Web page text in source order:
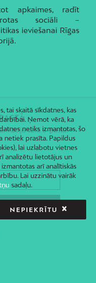
apkaimes, radīt
sociāli –
ieviešanai Rīgas
savā e-pastā!
tai skaitā sīkdatnes, kas
Ņemot vērā, ka
netiks izmantotas, šo
netiek prasīta. Papildus
lai uzlabotu vietnes
analizētu lietotājus un
arī analītiskās
Lai uzzinātu vairāk
sadaļu.
NEPIEKRĪTU